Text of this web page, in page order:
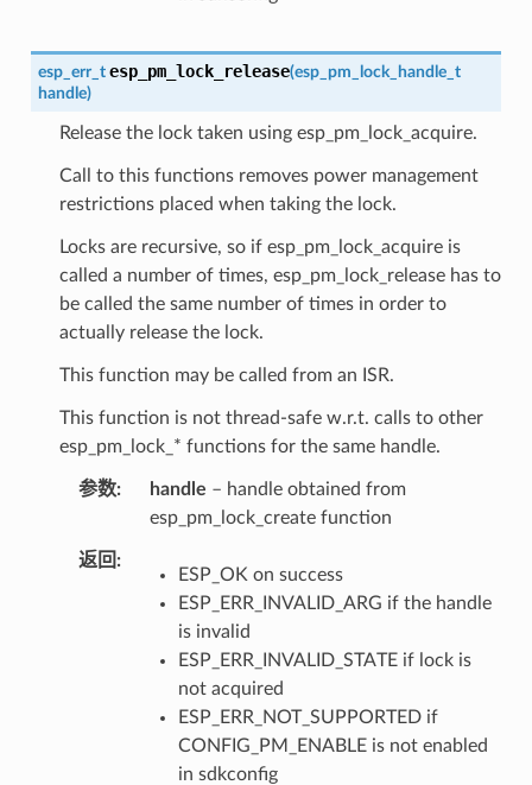
esp_err_t esp_pm_lock_release(esp_pm_lock_handle_t
handle)
Release the lock taken using esp_pm_lock_acquire.
Call to this functions removes power management
restrictions placed when taking the lock.
Locks are recursive, so if esp_pm_lock_acquire is
called a number of times, esp_pm_lock_release has to
be called the same number of times in order to
actually release the lock.
This function may be called from an ISR.
This function is not thread-safe w.r.t. calls to other
esp_pm_lock_* functions for the same handle.
参数 handle – handle obtained from
esp_pm_lock_create function
返回
ESP_OK on success
ESP_ERR_INVALID_ARG if the handle
is invalid
ESP_ERR_INVALID_STATE if lock is
not acquired
ESP_ERR_NOT_SUPPORTED if
CONFIG_PM_ENABLE is not enabled
in sdkconfig